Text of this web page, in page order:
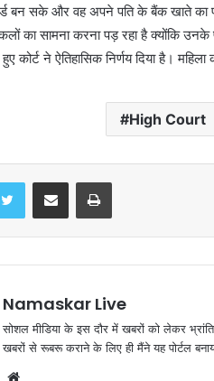
बन सके और वह अपने पति के बैंक खाते
का सामना करना पड़ रहा है क्योंकि उनके
कोर्ट ने ऐतिहासिक निर्णय दिया है।
High Court
Namaskar Live
सोशल मीडिया के इस दौर में खबरों को लेकर
खबरों से रूबरू कराने के लिए ही मैंने यह पोर्टल